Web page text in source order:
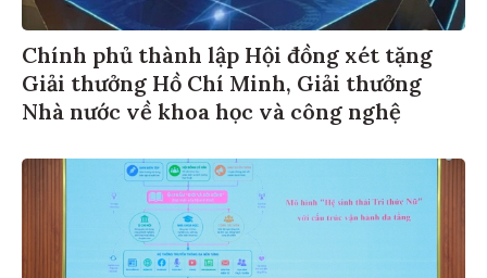
Chính phủ thành lập Hội đồng xét tặng
Giải thưởng Hồ Chí Minh, Giải thưởng
Nhà nước về khoa học và công nghệ